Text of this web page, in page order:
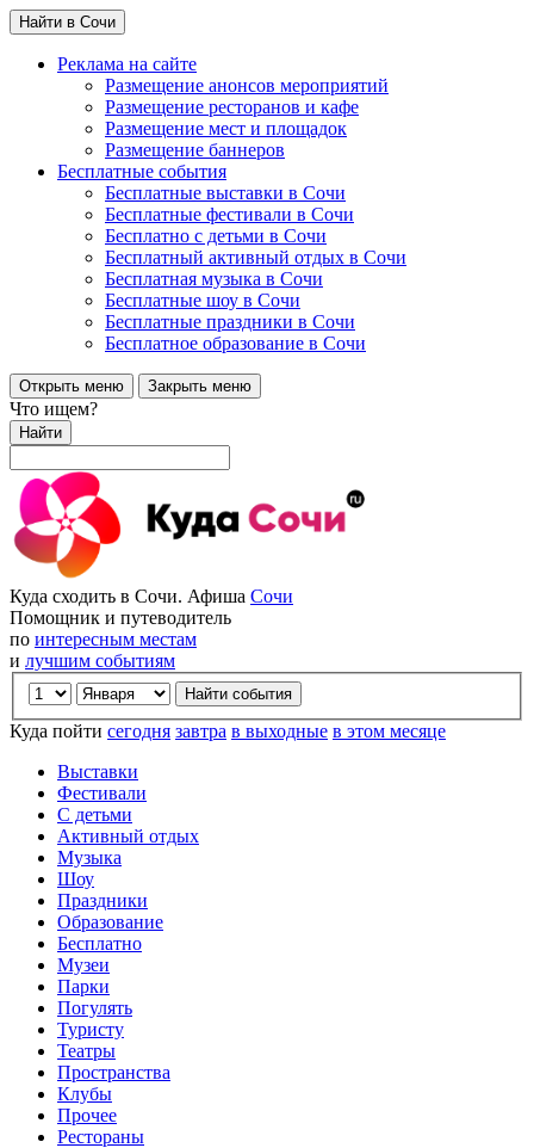
Найти в Сочи
Реклама на сайте
Размещение анонсов мероприятий
Размещение ресторанов и кафе
Размещение мест и площадок
Размещение баннеров
Бесплатные события
Бесплатные выставки в Сочи
Бесплатные фестивали в Сочи
Бесплатно с детьми в Сочи
Бесплатный активный отдых в Сочи
Бесплатная музыка в Сочи
Бесплатные шоу в Сочи
Бесплатные праздники в Сочи
Бесплатное образование в Сочи
Открыть меню Закрыть меню
Что ищем?
Найти
Куда сходить в Сочи. Афиша Сочи
Помощник и путеводитель
по интересным местам
и лучшим событиям
Куда пойти сегодня завтра в выходные в этом месяце
Выставки
Фестивали
С детьми
Активный отдых
Музыка
Шоу
Праздники
Образование
Бесплатно
Музеи
Парки
Погулять
Туристу
Театры
Пространства
Клубы
Прочее
Рестораны